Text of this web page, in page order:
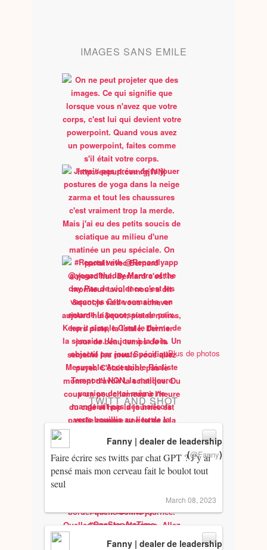
IMAGES SANS EMILE
Plus de photos
TWITT AND SHOT
Faire écrire ses twitts par chat GPT ? J’y ai
pensé mais mon cerveau fait le boulot tout
seul
Fanny | dealer de leadership
(@Fanny)
March 08, 2023
Fanny | dealer de leadership